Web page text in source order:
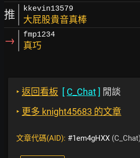
推 kkevin13579
大屁股貴音真棒
→ fmp1234
真巧
‣ 返回看板 [ C_Chat] 閒談
‣ 更多 knight45683 的文章
文章代碼(AID): #1em4gHXX (C_Chat)